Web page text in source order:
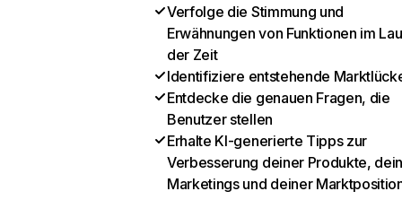
Verfolge die Stimmung und
Erwähnungen von Funktionen im
der Zeit
Identifiziere entstehende
Entdecke die genauen Fragen, die
Benutzer stellen
Erhalte KI-generierte Tipps zur
Verbesserung deiner Produkte,
Marketings und deiner